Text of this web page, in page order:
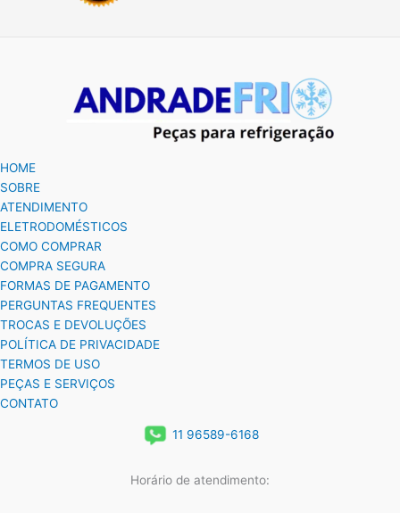
HOME
SOBRE
ATENDIMENTO
ELETRODOMÉSTICOS
COMO COMPRAR
COMPRA SEGURA
FORMAS DE PAGAMENTO
PERGUNTAS FREQUENTES
TROCAS E DEVOLUÇÕES
POLÍTICA DE PRIVACIDADE
TERMOS DE USO
PEÇAS E SERVIÇOS
CONTATO
11 96589-6168
Horário de atendimento: